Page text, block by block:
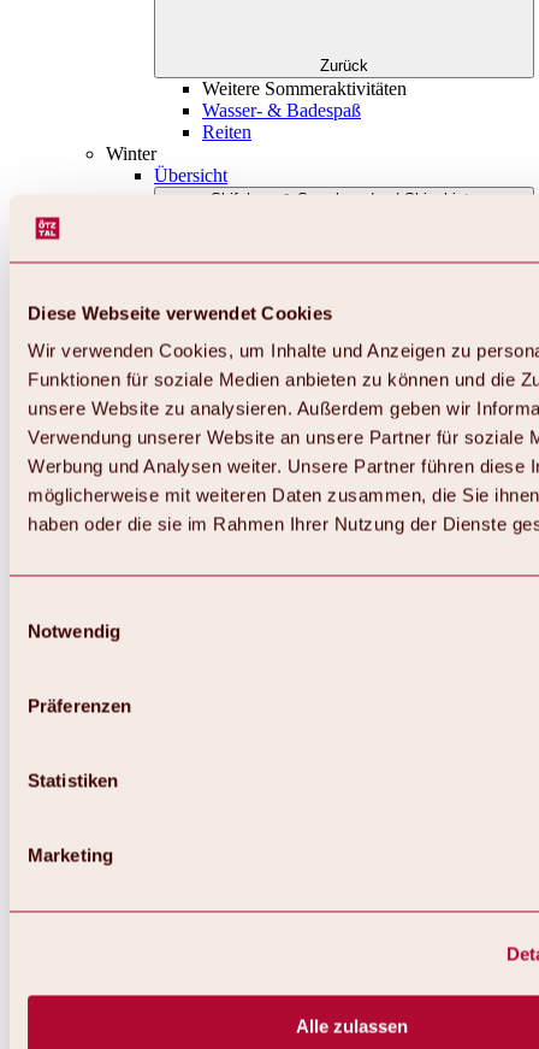
Diese Webseite verwendet Cookies
Wir verwenden Cookies, um Inhalte und Anzeigen zu
Funktionen für soziale Medien anbieten zu können und die
unsere Website zu analysieren. Außerdem geben wir
Verwendung unserer Website an unsere Partner für soziale
Werbung und Analysen weiter. Unsere Partner führen diese
möglicherweise mit weiteren Daten zusammen, die Sie
haben oder die sie im Rahmen Ihrer Nutzung der Dienste
Notwendig
Präferenzen
Statistiken
Marketing
Alle zulassen
Zurück
Weitere Sommeraktivitäten
Wasser- & Badespaß
Reiten
Winter
Übersicht
Skifahren & Snowboarden | Skigebiete
Alles zu Skifahren & Snowboarden | Skigebiete
Skigebiet Hochoetz